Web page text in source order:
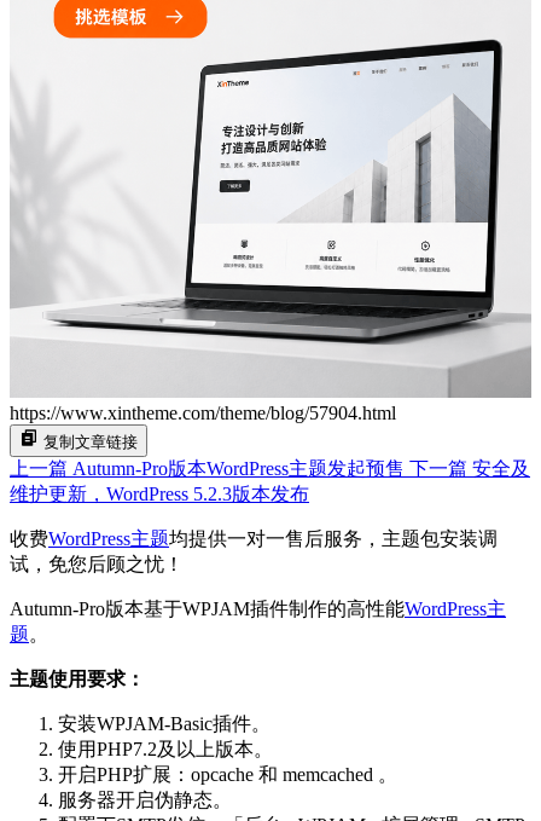
https://www.xintheme.com/theme/blog/57904.html
复制文章链接
上一篇 Autumn-Pro版本WordPress主题发起预售 下一篇 安全及
维护更新，WordPress 5.2.3版本发布
收费WordPress主题均提供一对一售后服务，主题包安装调
试，免您后顾之忧！
Autumn-Pro版本基于WPJAM插件制作的高性能WordPress主
题。
主题使用要求：
安装WPJAM-Basic插件。
使用PHP7.2及以上版本。
开启PHP扩展：opcache 和 memcached 。
服务器开启伪静态。